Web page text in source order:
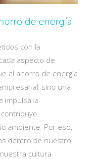
de energía:
con la
aspecto de
el ahorro de energía
sino una
impulsa la
ambiente. Por eso,
dentro de nuestro
cultura